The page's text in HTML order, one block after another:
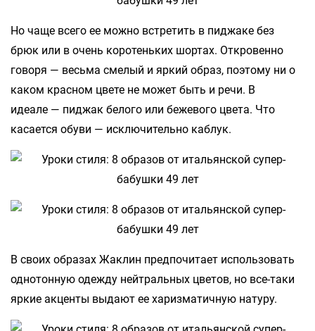
Но чаще всего ее можно встретить в пиджаке без
брюк или в очень коротеньких шортах. Откровенно
говоря — весьма смелый и яркий образ, поэтому ни о
каком красном цвете не может быть и речи. В
идеале — пиджак белого или бежевого цвета. Что
касается обуви — исключительно каблук.
В своих образах Жаклин предпочитает использовать
однотонную одежду нейтральных цветов, но все-таки
яркие акценты выдают ее харизматичную натуру.